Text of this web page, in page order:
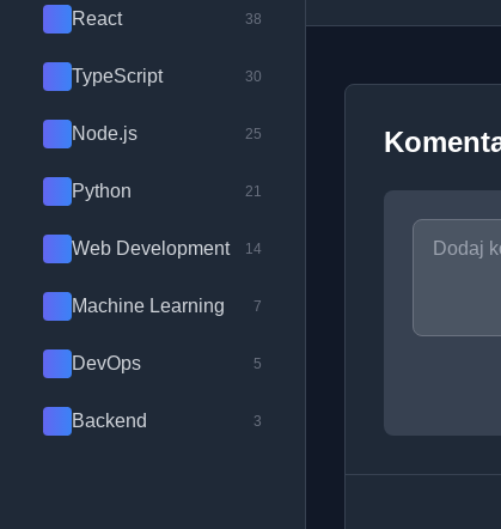
React 38
TypeScript 30
Node.js 25
Python 21
Web Development 14
Machine Learning 7
DevOps 5
Backend 3